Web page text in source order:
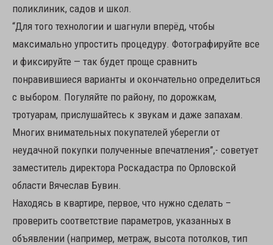
поликлиник, садов и школ.
“Для того технологии и шагнули вперёд, чтобы
максимально упростить процедуру. Фотографируйте все
и фиксируйте — так будет проще сравнить
понравившиеся варианты и окончательно определиться
с выбором. Погуляйте по району, по дорожкам,
тротуарам, прислушайтесь к звукам и даже запахам.
Многих внимательных покупателей уберегли от
неудачной покупки полученные впечатления”,- советует
заместитель директора Роскадастра по Орловской
области Вячеслав Бувин.
Находясь в квартире, первое, что нужно сделать –
проверить соответствие параметров, указанных в
объявлении (например, метраж, высота потолков, тип